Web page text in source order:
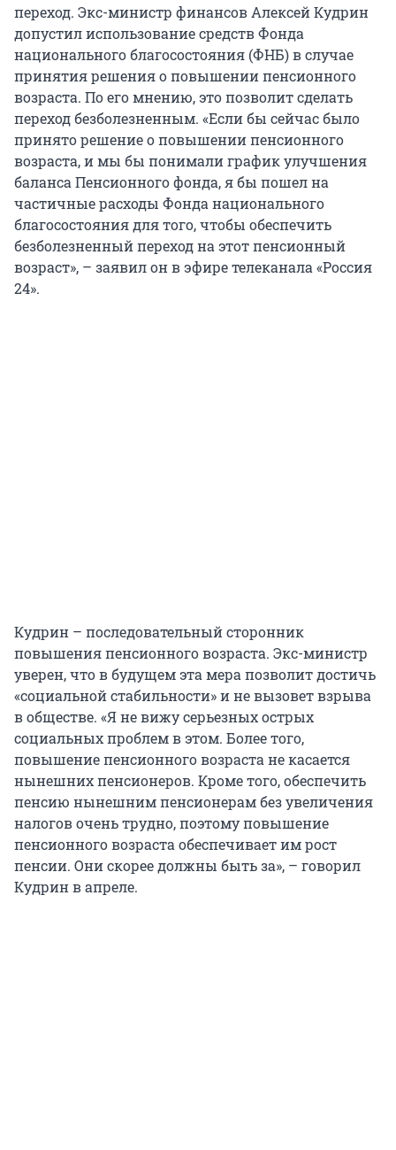
переход. Экс-министр финансов Алексей Кудрин
допустил использование средств Фонда
национального благосостояния (ФНБ) в случае
принятия решения о повышении пенсионного
возраста. По его мнению, это позволит сделать
переход безболезненным. «Если бы сейчас было
принято решение о повышении пенсионного
возраста, и мы бы понимали график улучшения
баланса Пенсионного фонда, я бы пошел на
частичные расходы Фонда национального
благосостояния для того, чтобы обеспечить
безболезненный переход на этот пенсионный
возраст», – заявил он в эфире телеканала «Россия
24».
Кудрин – последовательный сторонник
повышения пенсионного возраста. Экс-министр
уверен, что в будущем эта мера позволит достичь
«социальной стабильности» и не вызовет взрыва
в обществе. «Я не вижу серьезных острых
социальных проблем в этом. Более того,
повышение пенсионного возраста не касается
нынешних пенсионеров. Кроме того, обеспечить
пенсию нынешним пенсионерам без увеличения
налогов очень трудно, поэтому повышение
пенсионного возраста обеспечивает им рост
пенсии. Они скорее должны быть за», – говорил
Кудрин в апреле.